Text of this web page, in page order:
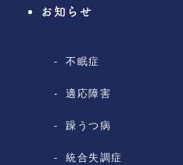
お知らせ
不眠症
適応障害
躁うつ病
統合失調症